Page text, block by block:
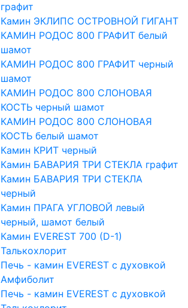
графит
Камин ЭКЛИПС ОСТРОВНОЙ ГИГАНТ
КАМИН РОДОС 800 ГРАФИТ белый
шамот
КАМИН РОДОС 800 ГРАФИТ черный
шамот
КАМИН РОДОС 800 СЛОНОВАЯ
КОСТЬ черный шамот
КАМИН РОДОС 800 СЛОНОВАЯ
КОСТЬ белый шамот
Камин КРИТ черный
Камин БАВАРИЯ ТРИ СТЕКЛА графит
Камин БАВАРИЯ ТРИ СТЕКЛА
черный
Камин ПРАГА УГЛОВОЙ левый
черный, шамот белый
Камин EVEREST 700 (D-1)
Талькохлорит
Печь - камин EVEREST с духовкой
Амфиболит
Печь - камин EVEREST с духовкой